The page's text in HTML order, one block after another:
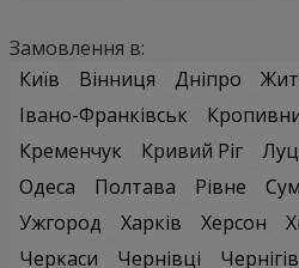
Замовлення в:
Київ
Вінниця Дніпро
Івано-Франківськ
Кременчук
Кривий Ріг
Одеса
Полтава Рівне
Ужгород
Харків Херсон
Черкаси
Чернівці
Чернігів